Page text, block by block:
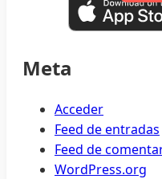
Meta
Acceder
Feed de entradas
Feed de
WordPress.org